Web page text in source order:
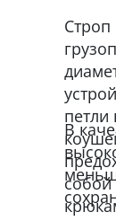
Строп
петли
В